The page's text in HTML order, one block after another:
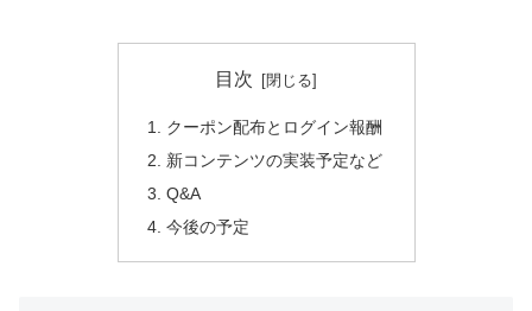
目次
クーポン配布とログイン報酬
新コンテンツの実装予定など
Q&A
今後の予定